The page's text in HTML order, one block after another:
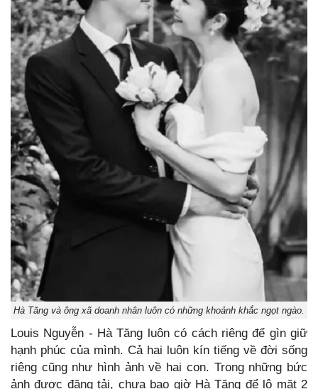
Hà Tăng và ông xã doanh nhân luôn có những khoảnh khắc ngọt ngào.
Louis Nguyễn - Hà Tăng luôn có cách riêng để gìn giữ
hạnh phúc của mình. Cả hai luôn kín tiếng về đời sống
riêng cũng như hình ảnh về hai con. Trong những bức
ảnh được đăng tải, chưa bao giờ Hà Tăng để lộ mặt 2